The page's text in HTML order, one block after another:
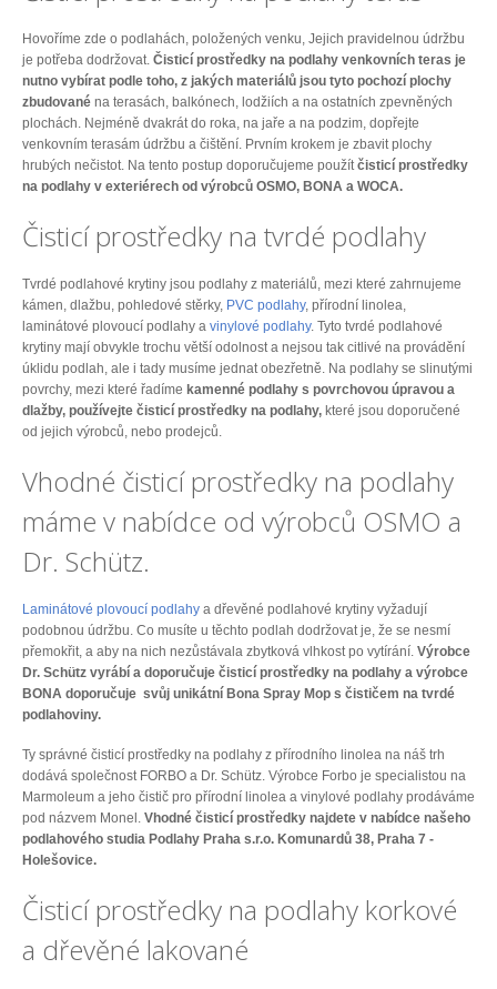
Hovoříme zde o podlahách, položených venku, Jejich pravidelnou údržbu
je potřeba dodržovat. Čisticí prostředky na podlahy venkovních teras je
nutno vybírat podle toho, z jakých materiálů jsou tyto pochozí plochy
zbudované na terasách, balkónech, lodžiích a na ostatních zpevněných
plochách. Nejméně dvakrát do roka, na jaře a na podzim, dopřejte
venkovním terasám údržbu a čištění. Prvním krokem je zbavit plochy
hrubých nečistot. Na tento postup doporučujeme použítčisticí prostředky
na podlahy v exteriérech od výrobců OSMO, BONA a WOCA.
Čisticí prostředky na tvrdé podlahy
Tvrdé podlahové krytiny jsou podlahy z materiálů, mezi které zahrnujeme
kámen, dlažbu, pohledové stěrky, PVC podlahy, přírodní linolea,
laminátové plovoucí podlahy a vinylové podlahy. Tyto tvrdé podlahové
krytiny mají obvykle trochu větší odolnost a nejsou tak citlivé na provádění
úklidu podlah, ale i tady musíme jednat obezřetně. Na podlahy se slinutými
povrchy, mezi které řadíme kamenné podlahy s povrchovou úpravou a
dlažby, používejte čisticí prostředky na podlahy, které jsou doporučené
od jejich výrobců, nebo prodejců.
Vhodné čisticí prostředky na podlahy
máme v nabídce od výrobců OSMO a
Dr. Schütz.
Laminátové plovoucí podlahy a dřevěné podlahové krytiny vyžadují
podobnou údržbu. Co musíte u těchto podlah dodržovat je, že se nesmí
přemokřit, a aby na nich nezůstávala zbytková vlhkost po vytírání. Výrobce
Dr. Schütz vyrábí a doporučuje čisticí prostředky na podlahy a výrobce
BONA doporučuje svůj unikátní Bona Spray Mop s čističem na tvrdé
podlahoviny.
Ty správné čisticí prostředky na podlahy z přírodního linolea na náš trh
dodává společnost FORBO a Dr. Schütz. Výrobce Forbo je specialistou na
Marmoleum a jeho čistič pro přírodní linolea a vinylové podlahy prodáváme
pod názvem Monel. Vhodné čisticí prostředky najdete v nabídce našeho
podlahového studia Podlahy Praha s.r.o. Komunardů 38, Praha 7 -
Holešovice.
Čisticí prostředky na podlahy korkové
a dřevěné lakované